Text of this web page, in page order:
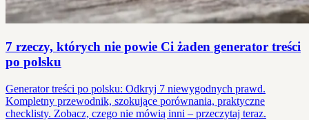
7 rzeczy, których nie powie Ci żaden generator treści
po polsku
Generator treści po polsku: Odkryj 7 niewygodnych prawd.
Kompletny przewodnik, szokujące porównania, praktyczne
checklisty. Zobacz, czego nie mówią inni – przeczytaj teraz.